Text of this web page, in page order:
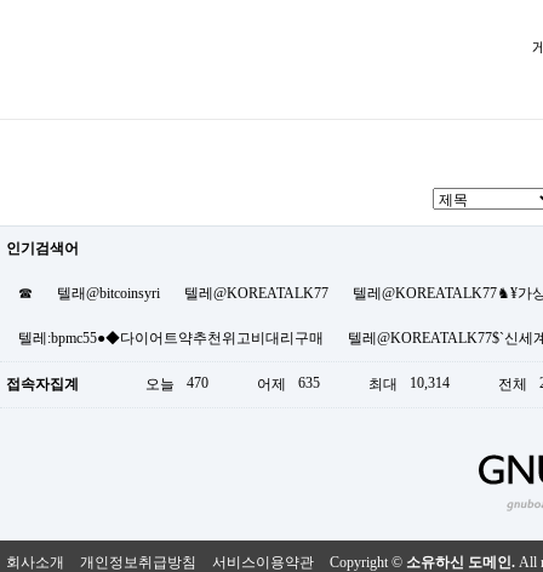
인기검색어
☎ 텔래@bitcoinsyri 텔레@KOREATALK77 텔레@KOREATALK77♞¥가
텔레:bpmc55●◆다이어트약추천위고비대리구매 텔레@KOREATALK77$`신세
접속자집계 오늘 470 어제 635 최대 10,314 전체
회사소개 개인정보취급방침 서비스이용약관 Copyright © 소유하신 도메인. All